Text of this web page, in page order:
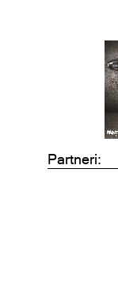
Partneri: